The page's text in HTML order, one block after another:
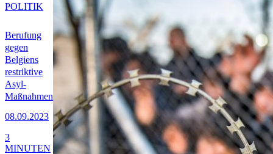
Berufung
gegen
Belgiens
restriktive
Asyl-
Maßnahmen
08.09.2023
POLITIK
3
MINUTEN